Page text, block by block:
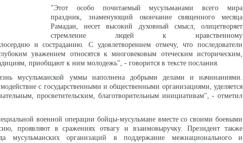
"Этот особо почитаемый мусульманами всего мира
праздник, знаменующий окончание священного месяца
Рамадан, несет высокий духовный смысл, олицетворяет
стремление людей к нравственному
и состраданию. С удовлетворением отмечу, что последователи
уважением относятся к многовековым отеческим историческим,
приобщают к ним молодежь", - говорится в тексте послания.
мусульманской уммы наполнена добрыми делами и начинаниями.
с государственными и общественными организациями, уделяется
просветительским, благотворительным инициативам", - отметил
военной операции бойцы-мусульмане вместе со своими боевыми
проявляют в сражениях отвагу и взаимовыручку. Президент также
мусульманских организаций в поддержание межнационального и